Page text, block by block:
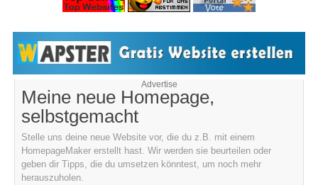
Advertise
Meine neue Homepage,
selbstgemacht
Stelle uns deine neue Website vor, die du z.B. mit einem
HomepageMaker erstellt hast. Wir werden sie beurteilen oder
geben dir Tipps, die du umsetzen könntest, um noch mehr
herauszuholen.